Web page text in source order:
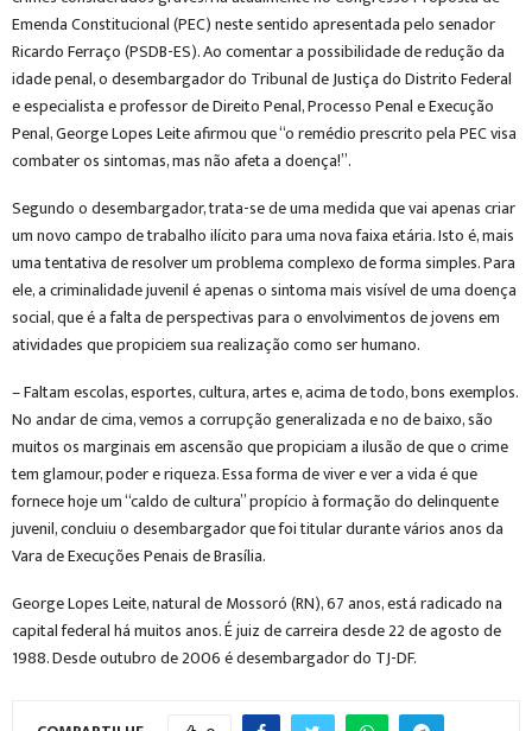
Emenda Constitucional (PEC) neste sentido apresentada pelo senador
Ricardo Ferraço (PSDB-ES). Ao comentar a possibilidade de redução da
idade penal, o desembargador do Tribunal de Justiça do Distrito Federal
e especialista e professor de Direito Penal, Processo Penal e Execução
Penal, George Lopes Leite afirmou que “o remédio prescrito pela PEC visa
combater os sintomas, mas não afeta a doença!”.
Segundo o desembargador, trata-se de uma medida que vai apenas criar
um novo campo de trabalho ilícito para uma nova faixa etária. Isto é, mais
uma tentativa de resolver um problema complexo de forma simples. Para
ele, a criminalidade juvenil é apenas o sintoma mais visível de uma doença
social, que é a falta de perspectivas para o envolvimentos de jovens em
atividades que propiciem sua realização como ser humano.
– Faltam escolas, esportes, cultura, artes e, acima de todo, bons exemplos.
No andar de cima, vemos a corrupção generalizada e no de baixo, são
muitos os marginais em ascensão que propiciam a ilusão de que o crime
tem glamour, poder e riqueza. Essa forma de viver e ver a vida é que
fornece hoje um “caldo de cultura” propício à formação do delinquente
juvenil, concluiu o desembargador que foi titular durante vários anos da
Vara de Execuções Penais de Brasília.
George Lopes Leite, natural de Mossoró (RN), 67 anos, está radicado na
capital federal há muitos anos. É juiz de carreira desde 22 de agosto de
1988. Desde outubro de 2006 é desembargador do TJ-DF.